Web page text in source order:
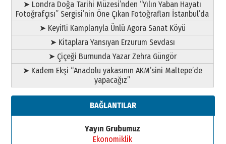
➤ Londra Doğa Tarihi Müzesi’nden “Yılın Yaban Hayatı
Fotoğrafçısı” Sergisi’nin Öne Çıkan Fotoğrafları İstanbul’da
➤ Keyifli Kamplarıyla Ünlü Agora Sanat Köyü
➤ Kitaplara Yansıyan Erzurum Sevdası
➤ Çiçeği Burnunda Yazar Zehra Güngör
➤ Kadem Ekşi “Anadolu yakasının AKM’sini Maltepe’de
yapacağız”
BAĞLANTILAR
Yayın Grubumuz
Ekonomiklik